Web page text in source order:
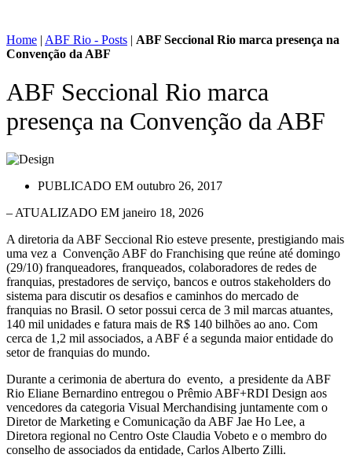
Home | ABF Rio - Posts | ABF Seccional Rio marca presença na
Convenção da ABF
ABF Seccional Rio marca
presença na Convenção da ABF
PUBLICADO EM outubro 26, 2017
– ATUALIZADO EM janeiro 18, 2026
A diretoria da ABF Seccional Rio esteve presente, prestigiando mais
uma vez a Convenção ABF do Franchising que reúne até domingo
(29/10) franqueadores, franqueados, colaboradores de redes de
franquias, prestadores de serviço, bancos e outros stakeholders do
sistema para discutir os desafios e caminhos do mercado de
franquias no Brasil. O setor possui cerca de 3 mil marcas atuantes,
140 mil unidades e fatura mais de R$ 140 bilhões ao ano. Com
cerca de 1,2 mil associados, a ABF é a segunda maior entidade do
setor de franquias do mundo.
Durante a cerimonia de abertura do evento, a presidente da ABF
Rio Eliane Bernardino entregou o Prêmio ABF+RDI Design aos
vencedores da categoria Visual Merchandising juntamente com o
Diretor de Marketing e Comunicação da ABF Jae Ho Lee, a
Diretora regional no Centro Oste Claudia Vobeto e o membro do
conselho de associados da entidade, Carlos Alberto Zilli.